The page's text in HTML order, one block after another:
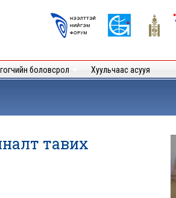
Logos
боловсрол Хуульчаас асууя
тавих